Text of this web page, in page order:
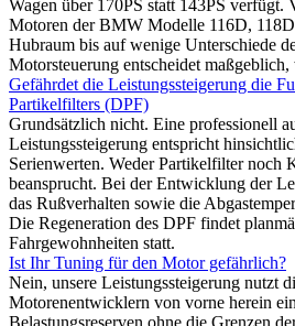
Wagen über 170PS statt 143PS verfügt.
Motoren der BMW Modelle 116D,
Hubraum bis auf wenige Unterschiede
Motorsteuerung entscheidet
Gefährdet die Leistungssteigerung die
Partikelfilters (DPF)
Grundsätzlich nicht. Eine professionell
Leistungssteigerung entspricht
Serienwerten. Weder Partikelfilter noch
beansprucht. Bei der Entwicklung der
das Rußverhalten sowie die
Die Regeneration des DPF findet
Fahrgewohnheiten statt.
Ist Ihr Tuning für den Motor gefährlich?
Nein, unsere Leistungssteigerung nutzt
Motorenentwicklern von vorne herein
Belastungsreserven ohne die Grenzen